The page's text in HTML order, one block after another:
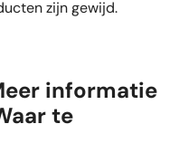
zijn gewijd.
informatie
te